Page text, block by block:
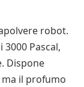
robot.
3000 Pascal,
Dispone
il profumo